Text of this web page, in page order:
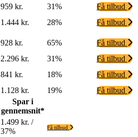
959 kr. 31%
Få tilbud
1.444 kr. 28%
Få tilbud
928 kr. 65%
Få tilbud
2.296 kr. 31%
Få tilbud
841 kr. 18%
Få tilbud
1.128 kr. 19%
Få tilbud
Spar i
gennemsnit*
1.499 kr. /
37%
Få tilbud